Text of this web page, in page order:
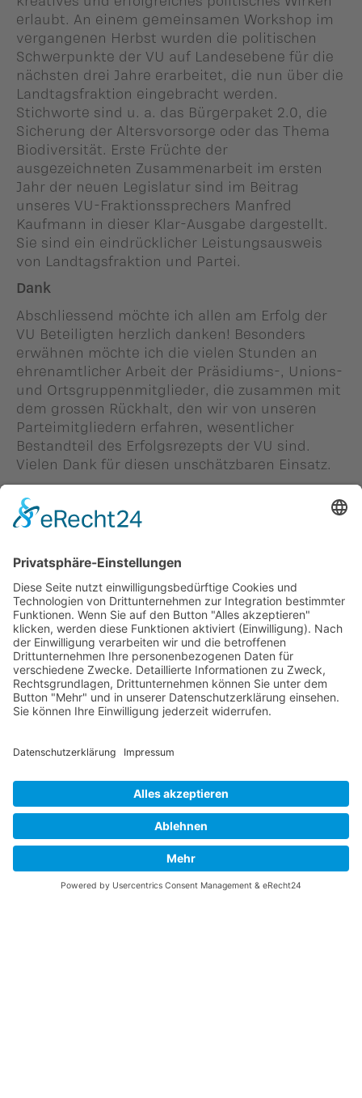
erlaubt. An einem gemeinsamen Workshop im
vergangenen Herbst wurden die politischen
Schwerpunkte der VU auf Landesebene für die
nächsten drei Jahre erarbeitet, die nun über die
Landtagsfraktion eingebracht werden.
Stichworte sind u. a. das Bürgerpaket 2.0, die
Sicherung der Altersvorsorge oder das Thema
Biodiversität. Erste Früchte der
ausgezeichneten Zusammenarbeit im ersten
Jahr der neuen Legislatur sind im Beitrag
unseres VU-Fraktionssprechers Manfred
Kaufmann in dieser Klar-Ausgabe dargestellt.
Sie sind ein eindrücklicher Leistungsausweis
von Landtagsfraktion und Partei.
Dank
Abschliessend möchte ich allen am Erfolg der
VU Beteiligten herzlich danken! Besonders
erwähnen möchte ich die vielen Stunden an
ehrenamtlicher Arbeit der Präsidiums-, Unions-
und Ortsgruppenmitglieder, die zusammen mit
dem grossen Rückhalt, den wir von unseren
Parteimitgliedern erfahren, wesentlicher
Bestandteil des Erfolgsrezepts der VU sind.
Vielen Dank für diesen unschätzbaren Einsatz.
Person in diesem Beitrag: -
Zurück